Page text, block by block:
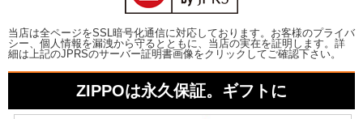
当店は全ページをSSL暗号化通信に対応しております。お客様のプライバ
シー、個人情報を漏洩から守るとともに、当店の実在を証明します。詳
細は上記のJPRSのサーバー証明書画像をクリックしてご確認下さい。
ZIPPOは永久保証。ギフトに